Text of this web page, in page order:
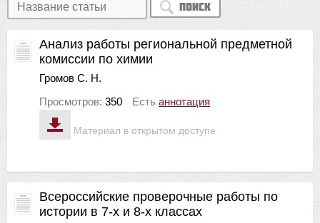
Поиск
Материал в открытом доступе
Анализ работы региональной предметной
комиссии по химии
Громов С. Н.
Просмотров: 350 Есть аннотация
Всероссийские проверочные работы по
истории в 7-х и 8-х классах